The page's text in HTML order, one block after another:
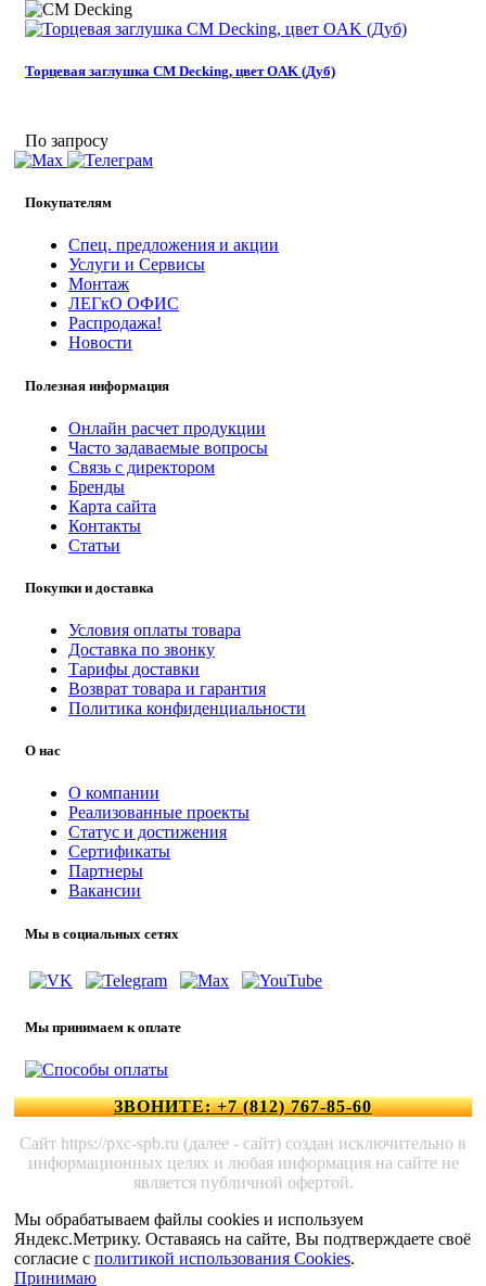
Торцевая заглушка CM Decking, цвет OAK (Дуб)
По запросу
Покупателям
Спец. предложения и акции
Услуги и Сервисы
Монтаж
ЛЕГкО ОФИС
Распродажа!
Новости
Полезная информация
Онлайн расчет продукции
Часто задаваемые вопросы
Связь с директором
Бренды
Карта сайта
Контакты
Статьи
Покупки и доставка
Условия оплаты товара
Доставка по звонку
Тарифы доставки
Возврат товара и гарантия
Политика конфиденциальности
О нас
О компании
Реализованные проекты
Статус и достижения
Сертификаты
Партнеры
Вакансии
Мы в социальных сетях
Мы принимаем к оплате
ЗВОНИТЕ: +7 (812) 767-85-60
Сайт https://pxc-spb.ru (далее - сайт) создан исключительно в
информационных целях и любая информация на сайте не
является публичной офертой.
Мы обрабатываем файлы cookies и используем
Яндекс.Метрику. Оставаясь на сайте, Вы подтверждаете своё
согласие с политикой использования Cookies.
Принимаю